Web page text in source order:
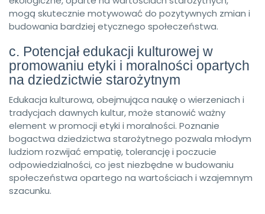
mogą skutecznie motywować do pozytywnych zmian i
budowania bardziej etycznego społeczeństwa.
c. Potencjał edukacji kulturowej w
promowaniu etyki i moralności opartych
na dziedzictwie starożytnym
Edukacja kulturowa, obejmująca naukę o wierzeniach i
tradycjach dawnych kultur, może stanowić ważny
element w promocji etyki i moralności. Poznanie
bogactwa dziedzictwa starożytnego pozwala młodym
ludziom rozwijać empatię, tolerancję i poczucie
odpowiedzialności, co jest niezbędne w budowaniu
społeczeństwa opartego na wartościach i wzajemnym
szacunku.